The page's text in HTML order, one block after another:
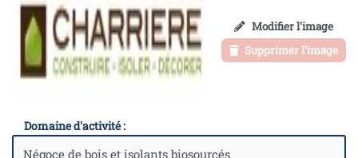
Modifier l'image
Supprimer l'image
Domaine d'activité :